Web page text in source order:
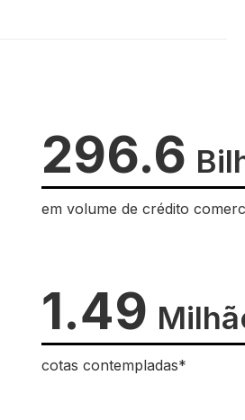
296.6
em volume de crédito
1.49
cotas contempladas*